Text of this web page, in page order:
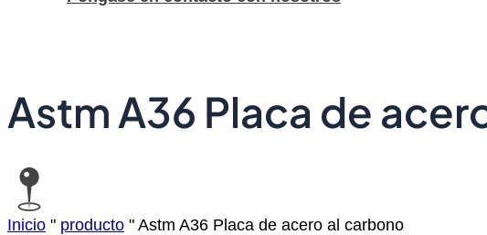
Astm A36 Placa de
Inicio " producto " Astm A36 Placa de acero al carbono